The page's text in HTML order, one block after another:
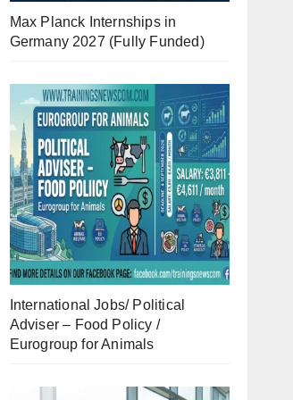
Max Planck Internships in
Germany 2027 (Fully Funded)
International Jobs/ Political
Adviser – Food Policy /
Eurogroup for Animals